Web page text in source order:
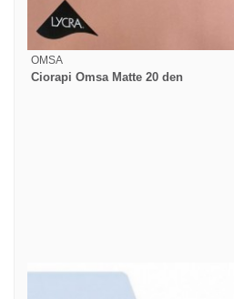
OMSA
Ciorapi Omsa Matte 20 den